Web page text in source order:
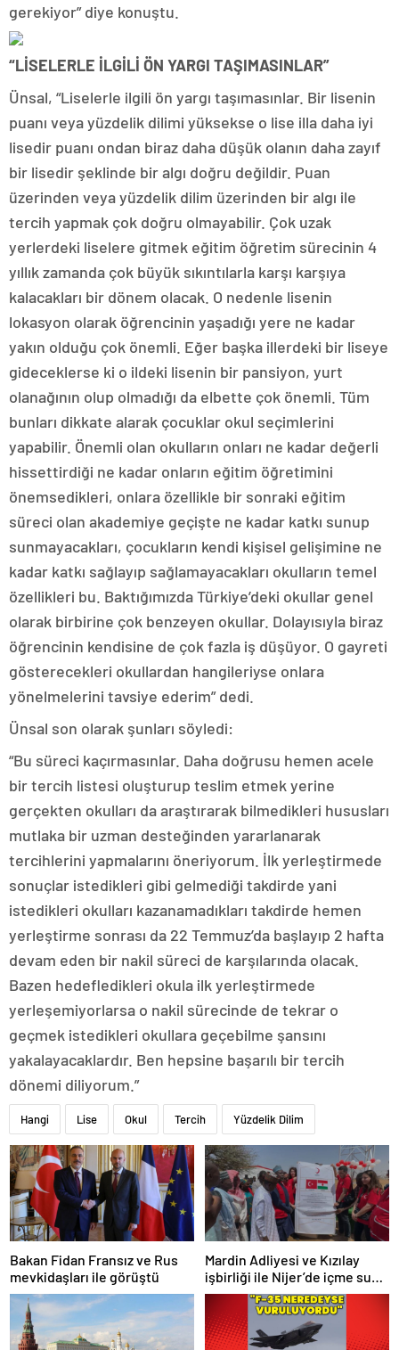
gerekiyor” diye konuştu.
“LİSELERLE İLGİLİ ÖN YARGI TAŞIMASINLAR”
Ünsal, “Liselerle ilgili ön yargı taşımasınlar. Bir lisenin
puanı veya yüzdelik dilimi yüksekse o lise illa daha iyi
lisedir puanı ondan biraz daha düşük olanın daha zayıf
bir lisedir şeklinde bir algı doğru değildir. Puan
üzerinden veya yüzdelik dilim üzerinden bir algı ile
tercih yapmak çok doğru olmayabilir. Çok uzak
yerlerdeki liselere gitmek eğitim öğretim sürecinin 4
yıllık zamanda çok büyük sıkıntılarla karşı karşıya
kalacakları bir dönem olacak. O nedenle lisenin
lokasyon olarak öğrencinin yaşadığı yere ne kadar
yakın olduğu çok önemli. Eğer başka illerdeki bir liseye
gideceklerse ki o ildeki lisenin bir pansiyon, yurt
olanağının olup olmadığı da elbette çok önemli. Tüm
bunları dikkate alarak çocuklar okul seçimlerini
yapabilir. Önemli olan okulların onları ne kadar değerli
hissettirdiği ne kadar onların eğitim öğretimini
önemsedikleri, onlara özellikle bir sonraki eğitim
süreci olan akademiye geçişte ne kadar katkı sunup
sunmayacakları, çocukların kendi kişisel gelişimine ne
kadar katkı sağlayıp sağlamayacakları okulların temel
özellikleri bu. Baktığımızda Türkiye’deki okullar genel
olarak birbirine çok benzeyen okullar. Dolayısıyla biraz
öğrencinin kendisine de çok fazla iş düşüyor. O gayreti
gösterecekleri okullardan hangileriyse onlara
yönelmelerini tavsiye ederim” dedi.
Ünsal son olarak şunları söyledi:
“Bu süreci kaçırmasınlar. Daha doğrusu hemen acele
bir tercih listesi oluşturup teslim etmek yerine
gerçekten okulları da araştırarak bilmedikleri hususları
mutlaka bir uzman desteğinden yararlanarak
tercihlerini yapmalarını öneriyorum. İlk yerleştirmede
sonuçlar istedikleri gibi gelmediği takdirde yani
istedikleri okulları kazanamadıkları takdirde hemen
yerleştirme sonrası da 22 Temmuz’da başlayıp 2 hafta
devam eden bir nakil süreci de karşılarında olacak.
Bazen hedefledikleri okula ilk yerleştirmede
yerleşemiyorlarsa o nakil sürecinde de tekrar o
geçmek istedikleri okullara geçebilme şansını
yakalayacaklardır. Ben hepsine başarılı bir tercih
dönemi diliyorum.”
Hangi Lise Okul Tercih Yüzdelik Dilim
Bakan Fidan Fransız ve Rus
mevkidaşları ile görüştü
Mardin Adliyesi ve Kızılay
işbirliği ile Nijer’de içme suyu
tesisi açıldı